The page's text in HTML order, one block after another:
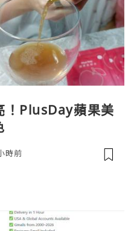
！PlusDay蘋果美
時前